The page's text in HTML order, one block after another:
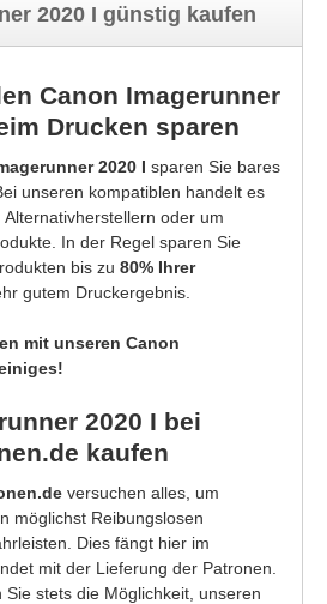
2020 I günstig kaufen
Canon Imagerunner
Drucken sparen
2020 I sparen Sie bares
unseren kompatiblen handelt es
oder um
In der Regel sparen Sie
bis zu 80% Ihrer
gutem Druckergebnis.
mit unseren Canon
2020 I bei
kaufen
versuchen alles, um
möglichst Reibungslosen
Dies fängt hier im
mit der Lieferung der Patronen.
stets die Möglichkeit, unseren